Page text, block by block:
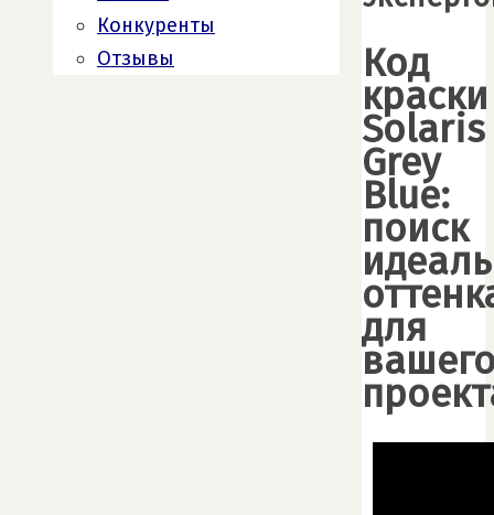
Код
краски
Solaris
Grey
Blue:
поиск
для
Конкуренты
Отзывы